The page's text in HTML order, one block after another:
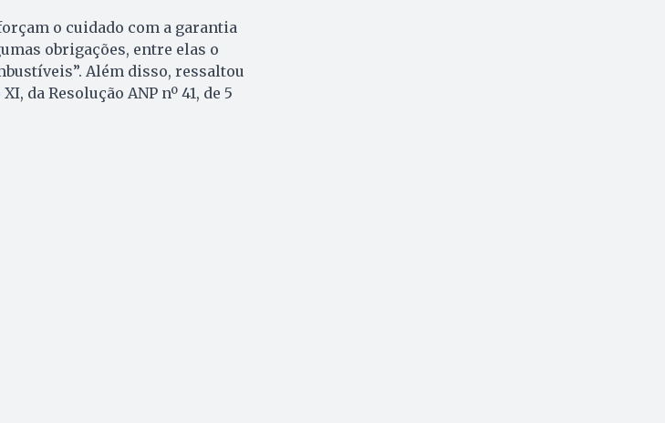
o cuidado com a garantia
obrigações, entre elas o
Além disso, ressaltou
da Resolução ANP nº 41, de 5